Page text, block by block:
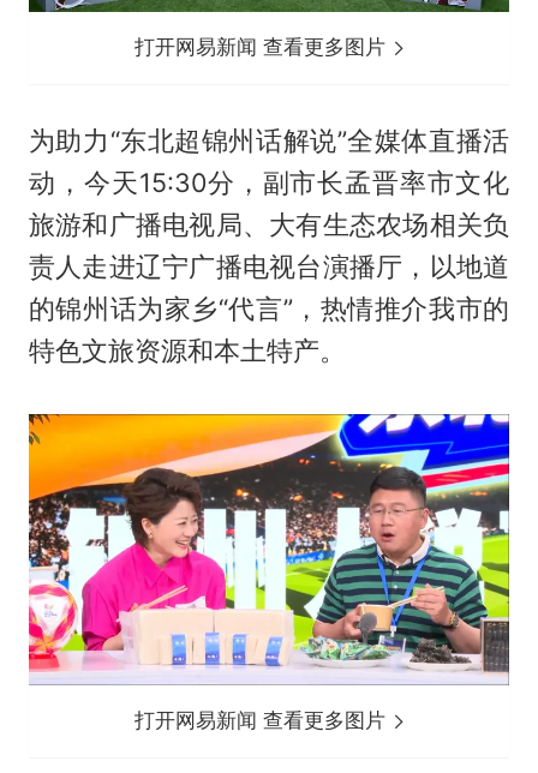
打开网易新闻 查看更多图片
为助力“东北超锦州话解说”全媒体直播活
动，今天15:30分，副市长孟晋率市文化
旅游和广播电视局、大有生态农场相关负
责人走进辽宁广播电视台演播厅，以地道
的锦州话为家乡“代言”，热情推介我市的
特色文旅资源和本土特产。
打开网易新闻 查看更多图片